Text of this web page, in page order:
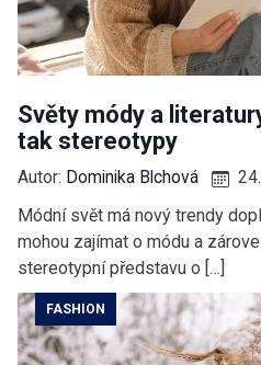
Světy módy a
tak stereotypy
Autor: Dominika Blchová
Módní svět má nový trendy
mohou zajímat o módu a
stereotypní představu o […]
FASHION